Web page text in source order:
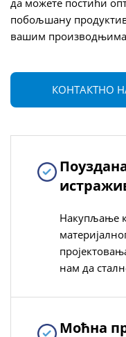
побољшану
вашим
КОНТАКТНО
Накупљање
нам да
надоградње
Моћна